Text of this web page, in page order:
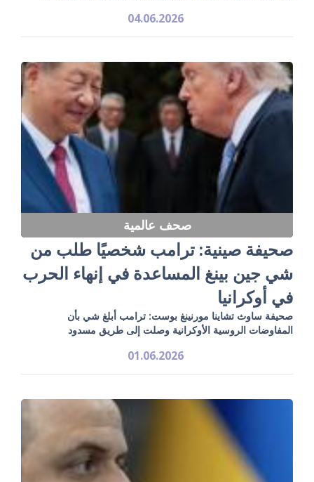
04.06.2026
صحف عالمية
صحيفة صينية: ترامب شخصيًا طلب من
شي جين بينغ المساعدة في إنهاء الحرب
في أوكرانيا
صحيفة ساوث تشاينا مورنينغ بوست: ترامب أبلغ شي بأن
المفاوضات الروسية الأوكرانية وصلت إلى طريق مسدود
01.06.2026